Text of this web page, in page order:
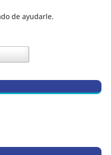
de ayudarle.